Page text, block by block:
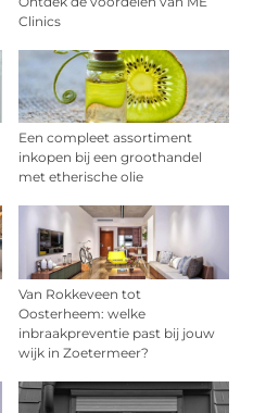
Clinics
Een compleet assortiment
inkopen bij een groothandel
met etherische olie
Van Rokkeveen tot
Oosterheem: welke
inbraakpreventie past bij jouw
wijk in Zoetermeer?